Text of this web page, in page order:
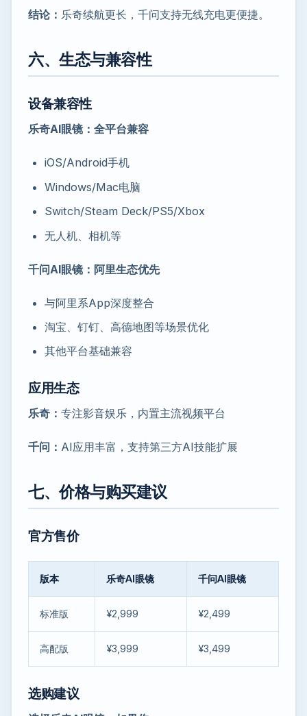
结论： 乐奇续航更长，千问支持无线充电更便捷。
六、生态与兼容性
设备兼容性
乐奇AI眼镜：全平台兼容
iOS/Android手机
Windows/Mac电脑
Switch/Steam Deck/PS5/Xbox
无人机、相机等
千问AI眼镜：阿里生态优先
与阿里系App深度整合
淘宝、钉钉、高德地图等场景优化
其他平台基础兼容
应用生态
乐奇： 专注影音娱乐，内置主流视频平台
千问： AI应用丰富，支持第三方AI技能扩展
七、价格与购买建议
官方售价
版本 乐奇AI眼镜 千问AI眼镜
标准版 ¥2,999 ¥2,499
高配版 ¥3,999 ¥3,499
选购建议